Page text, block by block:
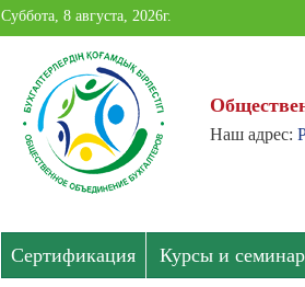
Суббота, 8 августа, 2026г.
Павлодарской
области
Наш адрес:
Сертификация Курсы и